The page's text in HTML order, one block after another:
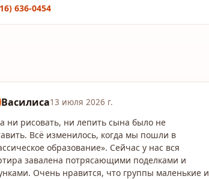
636-0454
Василиса13 июля 2026 г.
ни рисовать, ни лепить сына было не
Всё изменилось, когда мы пошли в
образование». Сейчас у нас вся
завалена потрясающими поделками и
Очень нравится, что группы маленькие и